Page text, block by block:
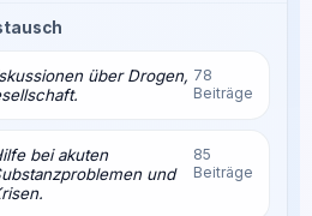
über Drogen, 78
Beiträge
bei akuten
und
85
Beiträge